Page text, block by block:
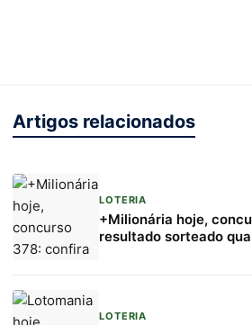
Artigos relacionados
LOTERIA
+Milionária hoje,
resultado sorteado
LOTERIA